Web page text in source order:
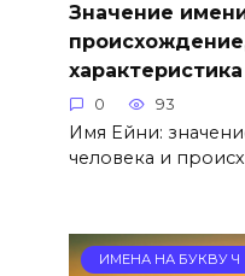
Значение
0 93
Имя Ейни:
человека и
ИМЕНА НА БУКВУ Ч